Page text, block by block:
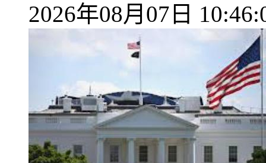
2026年08月07日